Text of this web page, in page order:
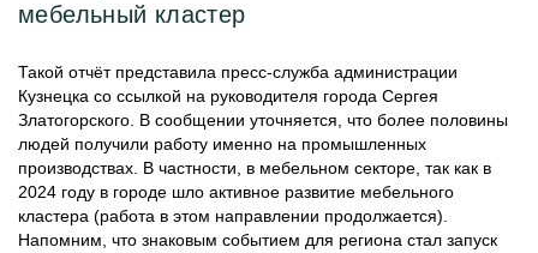
мебельный кластер
Такой отчёт представила пресс-служба администрации
Кузнецка со ссылкой на руководителя города Сергея
Златогорского. В сообщении уточняется, что более половины
людей получили работу именно на промышленных
производствах. В частности, в мебельном секторе, так как в
2024 году в городе шло активное развитие мебельного
кластера (работа в этом направлении продолжается).
Напомним, что знаковым событием для региона стал запуск